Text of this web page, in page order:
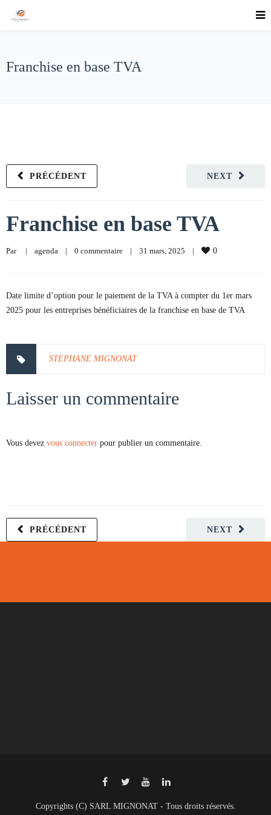
Franchise en base TVA
NEXT
PRÉCÉDENT
Franchise en base TVA
Par | agenda | 0 commentaire | 31 mars, 2025 | 0
Date limite d’option pour le paiement de la TVA à compter du 1er mars
2025 pour les entreprises bénéficiaires de la franchise en base de TVA
STEPHANE MIGNONAT
Laisser un commentaire
Vous devez vous connecter pour publier un commentaire.
NEXT
PRÉCÉDENT
Copyrights (C) SARL MIGNONAT - Tous droits réservés.